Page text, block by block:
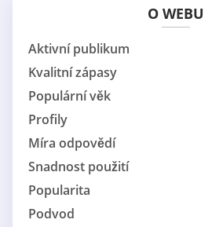
O WEBU
Aktivní publikum
Kvalitní zápasy
Populární věk
Profily
Míra odpovědí
Snadnost použití
Popularita
Podvod